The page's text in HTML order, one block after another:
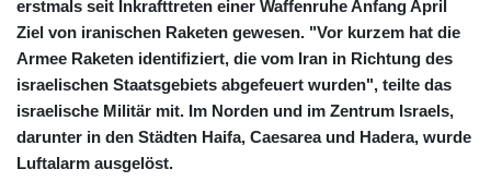
erstmals seit Inkrafttreten einer Waffenruhe Anfang April
Ziel von iranischen Raketen gewesen. "Vor kurzem hat die
Armee Raketen identifiziert, die vom Iran in Richtung des
israelischen Staatsgebiets abgefeuert wurden", teilte das
israelische Militär mit. Im Norden und im Zentrum Israels,
darunter in den Städten Haifa, Caesarea und Hadera, wurde
Luftalarm ausgelöst.